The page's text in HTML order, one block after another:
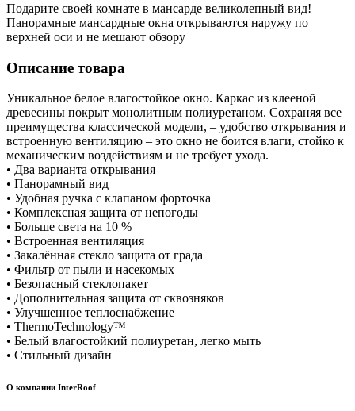
Подарите своей комнате в мансарде великолепный вид!
Панорамные мансардные окна открываются наружу по
верхней оси и не мешают обзору
Описание товара
Уникальное белое влагостойкое окно. Каркас из клееной
древесины покрыт монолитным полиуретаном. Сохраняя все
преимущества классической модели, – удобство открывания и
встроенную вентиляцию – это окно не боится влаги, стойко к
механическим воздействиям и не требует ухода.
• Два варианта открывания
• Панорамный вид
• Удобная ручка с клапаном форточка
• Комплексная защита от непогоды
• Больше света на 10 %
• Встроенная вентиляция
• Закалённая стекло защита от града
• Фильтр от пыли и насекомых
• Безопасный стеклопакет
• Дополнительная защита от сквозняков
• Улучшенное теплоснабжение
• ThermoTechnology™
• Белый влагостойкий полиуретан, легко мыть
• Стильный дизайн
О компании InterRoof